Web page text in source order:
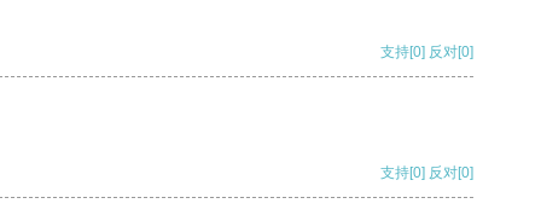
支持[0] 反对[0]
支持[0] 反对[0]